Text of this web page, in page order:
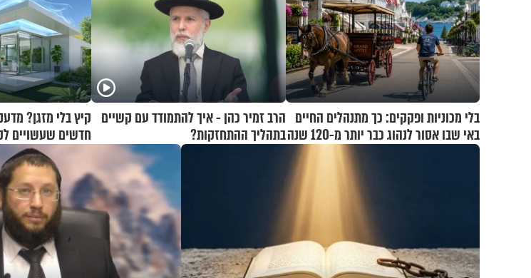
בלי מכוניות ופקקים: כך מתנהלים החיים
באי שבו אסור לנהוג כבר יותר מ-120 שנה
הרב זמיר כהן - איך להתמודד עם קשיים
בתהליך ההתחזקות?
קיץ בלי מזגן?
חדשים שעשויים